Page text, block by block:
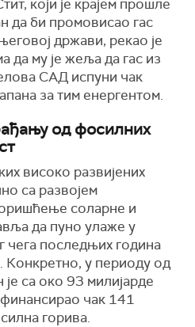
који је крајем прошле
да би промовисао гас
држави, рекао је
да му је жеља да гас из
САД испуни чак
за тим енергентом.
од фосилних
високо развијених
са развојем
соларне и
да пуно улаже у
чега последњих година
Конкретно, у периоду од
са око 93 милијарде
чак 141
горива.